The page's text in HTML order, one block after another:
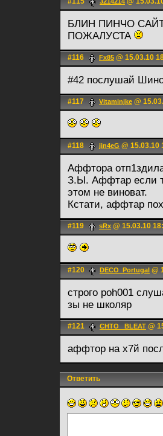
БЛИН ПИНЧО
ПОЖАЛУСТА
#116 Fx85 @ 15.03.10
#42 послушай
#117 Vitaminjke @
#118 jin4eG @ 15.03.10
Аффтора
З.Ы. Аффтар если
этом не виноват.
Кстати, аффтaр
#119 sRx @ 15.03.10
#120 DECO_Portugal @
строго poh001
зы не школяр
#121 CHTO_ BLEAT @
аффтор на х7й
Ответить